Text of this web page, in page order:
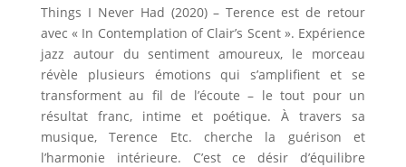
Things I Never Had (2020) – Terence est de retour
avec « In Contemplation of Clair’s Scent ». Expérience
jazz autour du sentiment amoureux, le morceau
révèle plusieurs émotions qui s’amplifient et se
transforment au fil de l’écoute – le tout pour un
résultat franc, intime et poétique. À travers sa
musique, Terence Etc. cherche la guérison et
l’harmonie intérieure. C’est ce désir d’équilibre